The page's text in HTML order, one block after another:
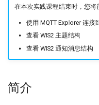
CLIMAT 模板
WIS2 盒装版速查表
练习 2：查看 WIS2 消息结
在本次实践课程结束时，您将
使用 MQTT Explorer 连接
查看 WIS2 主题结构
查看 WIS2 通知消息结构
简介